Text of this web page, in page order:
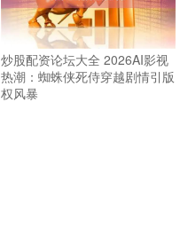
炒股配资论坛大全 2026AI影视
热潮：蜘蛛侠死侍穿越剧情引版
权风暴